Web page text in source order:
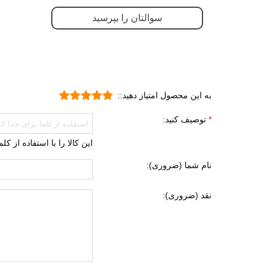
ویژگی های زیره
ویژگی های تخصصی
ضد
سوالتان را بپرسید
به این محصول امتیاز دهید::
توصیف کنید:
این کالا را با استفاده از
نام شما (ضروری):
نقد (ضروری):